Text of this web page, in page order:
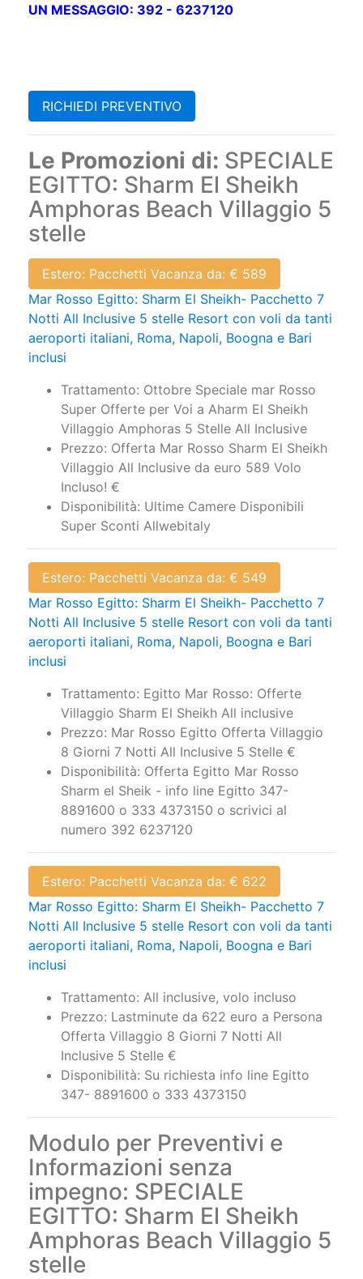
UN MESSAGGIO: 392 - 6237120
RICHIEDI PREVENTIVO
Le Promozioni di: SPECIALE
EGITTO: Sharm El Sheikh
Amphoras Beach Villaggio 5
stelle
Estero: Pacchetti Vacanza da: € 589
Mar Rosso Egitto: Sharm El Sheikh- Pacchetto 7
Notti All Inclusive 5 stelle Resort con voli da tanti
aeroporti italiani, Roma, Napoli, Boogna e Bari
inclusi
Trattamento: Ottobre Speciale mar Rosso
Super Offerte per Voi a Aharm El Sheikh
Villaggio Amphoras 5 Stelle All Inclusive
Prezzo: Offerta Mar Rosso Sharm El Sheikh
Villaggio All Inclusive da euro 589 Volo
Incluso! €
Disponibilità: Ultime Camere Disponibili
Super Sconti Allwebitaly
Estero: Pacchetti Vacanza da: € 549
Mar Rosso Egitto: Sharm El Sheikh- Pacchetto 7
Notti All Inclusive 5 stelle Resort con voli da tanti
aeroporti italiani, Roma, Napoli, Boogna e Bari
inclusi
Trattamento: Egitto Mar Rosso: Offerte
Villaggio Sharm El Sheikh All inclusive
Prezzo: Mar Rosso Egitto Offerta Villaggio
8 Giorni 7 Notti All Inclusive 5 Stelle €
Disponibilità: Offerta Egitto Mar Rosso
Sharm el Sheik - info line Egitto 347-
8891600 o 333 4373150 o scrivici al
numero 392 6237120
Estero: Pacchetti Vacanza da: € 622
Mar Rosso Egitto: Sharm El Sheikh- Pacchetto 7
Notti All Inclusive 5 stelle Resort con voli da tanti
aeroporti italiani, Roma, Napoli, Boogna e Bari
inclusi
Trattamento: All inclusive, volo incluso
Prezzo: Lastminute da 622 euro a Persona
Offerta Villaggio 8 Giorni 7 Notti All
Inclusive 5 Stelle €
Disponibilità: Su richiesta info line Egitto
347- 8891600 o 333 4373150
Modulo per Preventivi e
Informazioni senza
impegno: SPECIALE
EGITTO: Sharm El Sheikh
Amphoras Beach Villaggio 5
stelle